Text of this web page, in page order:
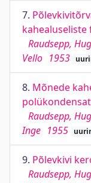
7.
Raudsepp,
Vello 1953
8. Mõnede
Raudsepp,
Inge 1955
9. Põlevkivi
Raudsepp,